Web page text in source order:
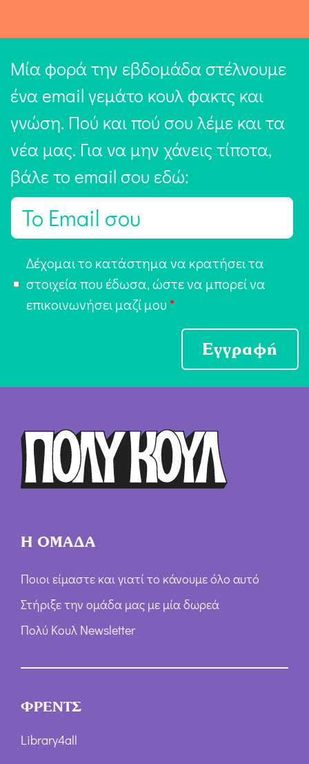
Μία φορά την εβδομάδα στέλνουμε
ένα email γεμάτο κουλ φακτς και
γνώση. Πού και πού σου λέμε και τα
νέα μας. Για να μην χάνεις τίποτα,
βάλε το email σου εδώ:
E
π
ή
Δέχομαι το κατάστημα να κρατήσει τα
στοιχεία που έδωσα, ώστε να μπορεί να
επικοινωνήσει μαζί μου *
Εγγραφή
Η ΟΜΑΔΑ
Ποιοι είμαστε και γιατί το κάνουμε όλο αυτό
Στήριξε την ομάδα μας με μία δωρεά
Πολύ Κουλ Newsletter
ΦΡΕΝΤΣ
Library4all